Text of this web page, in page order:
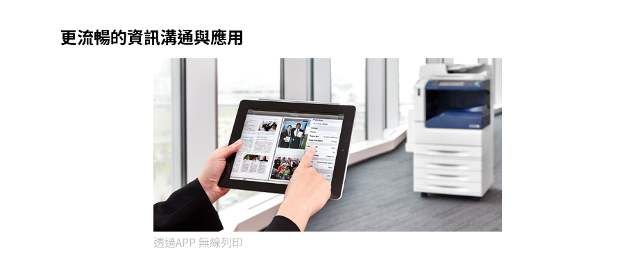
更流暢的資訊溝通與應用
透過APP 無線列印